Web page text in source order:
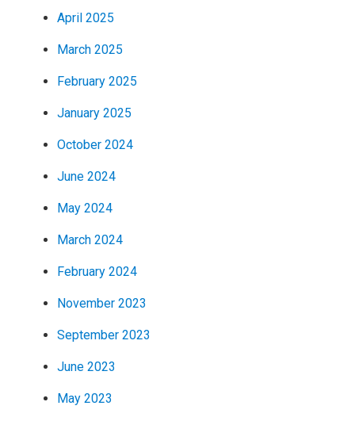
April 2025
March 2025
February 2025
January 2025
October 2024
June 2024
May 2024
March 2024
February 2024
November 2023
September 2023
June 2023
May 2023